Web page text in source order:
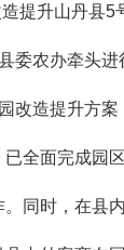
提升山丹县5
委农办牵头进
改造提升方案
全面完成园
同时，在县